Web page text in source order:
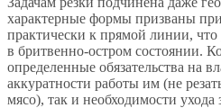
характерные формы призваны
практически к прямой линии,
в бритвенно-остром состоянии.
определенные обязательства на
аккуратности работы им (не
мясо), так и необходимости ухода